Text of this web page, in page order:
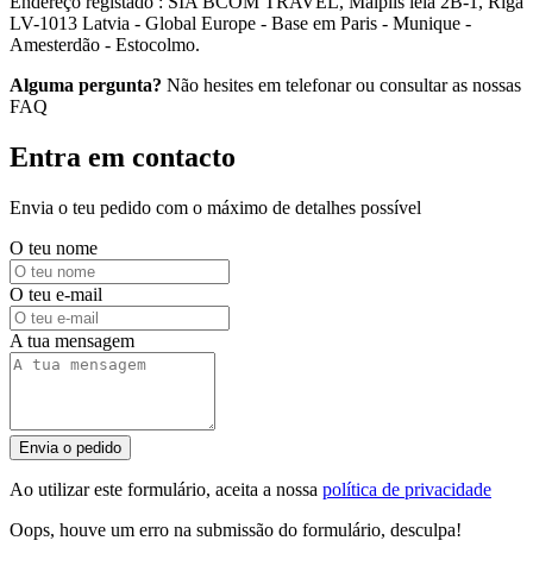
LV-1013 Latvia - Global Europe - Base em Paris - Munique -
Amesterdão - Estocolmo.
Alguma pergunta? Não hesites em telefonar ou consultar as nossas
FAQ
Entra em contacto
Envia o teu pedido com o máximo de detalhes possível
O teu nome
O teu e-mail
A tua mensagem
Envia o pedido
Ao utilizar este formulário, aceita a nossa política de privacidade
Oops, houve um erro na submissão do formulário, desculpa!